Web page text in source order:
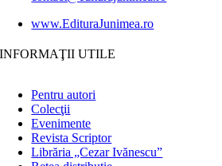
www.EdituraJunimea.ro
INFORMAŢII UTILE
Pentru autori
Colecţii
Evenimente
Revista Scriptor
Librăria „Cezar Ivănescu”